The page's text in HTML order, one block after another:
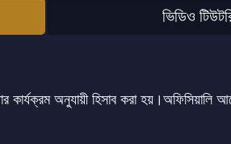
ভিডিও
অনুযায়ী হিসাব করা হয়।অফিসিয়ালি